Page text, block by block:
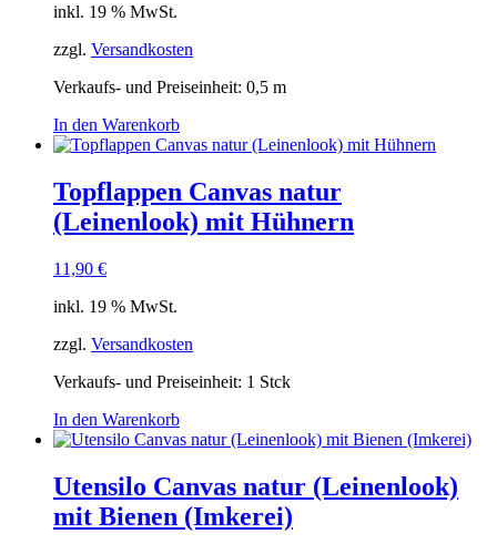
inkl. 19 % MwSt.
zzgl. Versandkosten
Verkaufs- und Preiseinheit: 0,5 m
In den Warenkorb
Topflappen Canvas natur
(Leinenlook) mit Hühnern
11,90 €
inkl. 19 % MwSt.
zzgl. Versandkosten
Verkaufs- und Preiseinheit: 1 Stck
In den Warenkorb
Utensilo Canvas natur (Leinenlook)
mit Bienen (Imkerei)